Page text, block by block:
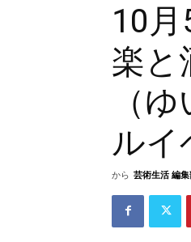
10
楽と
（
ルイ
から 芸術生活 編